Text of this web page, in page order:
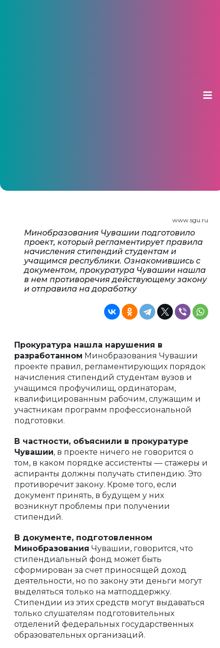
www.sgu.ru
Минобразования Чувашии подготовило
проект, который регламентирует правила
начисления стипендий студентам и
учащимся республики. Ознакомившись с
документом, прокуратура Чувашии нашла
в нем противоречия действующему закону
и отправила на доработку
Прокуратура нашла нарушения в
разработанном Минобразования Чувашии
проекте правил, регламентирующих порядок
начисления стипендий студентам вузов и
учащимся профучилищ, ординаторам,
квалифицированным рабочим, служащим и
участникам программ профессиональной
подготовки.
В частности, объяснили в прокуратуре
Чувашии, в проекте ничего не говорится о
том, в каком порядке ассистенты — стажеры и
аспиранты должны получать стипендию. Это
противоречит закону. Кроме того, если
документ принять, в будущем у них
возникнут проблемы при получении
стипендий.
В документе, подготовленном
Минобразования Чувашии, говорится, что
стипендиальный фонд может быть
сформирован за счет приносящей доход
деятельности, но по закону эти деньги могут
выделяться только на матподдержку.
Стипендии из этих средств могут выдаваться
только слушателям подготовительных
отделений федеральных государственных
образовательных организаций.